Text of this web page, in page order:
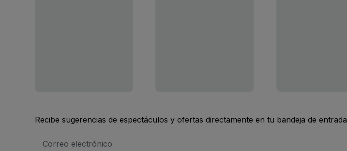
Recibe sugerencias de espectáculos y ofertas directamente en tu bandeja de entrada
de